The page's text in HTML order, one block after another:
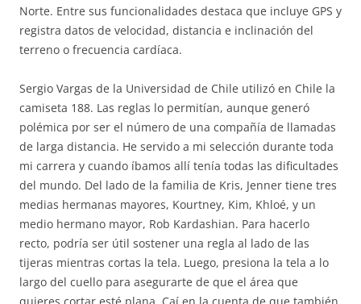
Norte. Entre sus funcionalidades destaca que incluye GPS y
registra datos de velocidad, distancia e inclinación del
terreno o frecuencia cardíaca.
Sergio Vargas de la Universidad de Chile utilizó en Chile la
camiseta 188. Las reglas lo permitían, aunque generó
polémica por ser el número de una compañía de llamadas
de larga distancia. He servido a mi selección durante toda
mi carrera y cuando íbamos allí tenía todas las dificultades
del mundo. Del lado de la familia de Kris, Jenner tiene tres
medias hermanas mayores, Kourtney, Kim, Khloé, y un
medio hermano mayor, Rob Kardashian. Para hacerlo
recto, podría ser útil sostener una regla al lado de las
tijeras mientras cortas la tela. Luego, presiona la tela a lo
largo del cuello para asegurarte de que el área que